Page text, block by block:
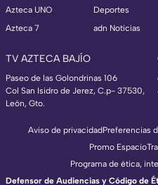
Azteca UNO
Azteca 7
Deportes
adn Noticias
TV AZTECA BAJÍO
Paseo de las Golondrinas 106
Col San Isidro de Jerez, C.p- 37530,
León, Gto.
Aviso de privacidadPreferencias
Promo Espacio
Programa de ética,
Defensor de Audiencias y Código de